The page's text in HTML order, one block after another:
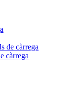
de càrrega
càrrega